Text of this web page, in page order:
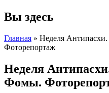
Вы здесь
Главная » Неделя
Фоторепортаж
Неделя
Фомы.